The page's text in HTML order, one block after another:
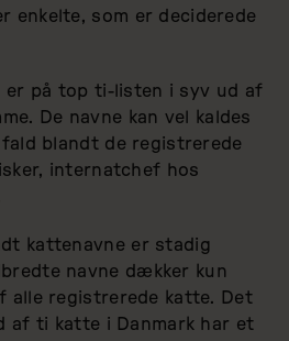
enkelte, som er deciderede
er på top ti-listen i syv ud af
De navne kan vel kaldes
blandt de registrerede
internatchef hos
kattenavne er stadig
navne dækker kun
alle registrerede katte. Det
af ti katte i Danmark har et